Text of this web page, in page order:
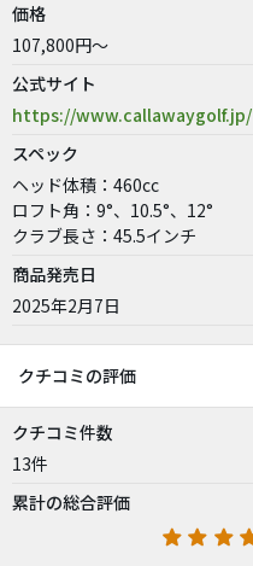
価格
107,800円～
公式サイト
https://www.callawaygolf.jp/
スペック
ヘッド体積：460cc
ロフト角：9°、10.5°、12°
クラブ長さ：45.5インチ
商品発売日
2025年2月7日
クチコミの評価
クチコミ件数
13件
累計の総合評価